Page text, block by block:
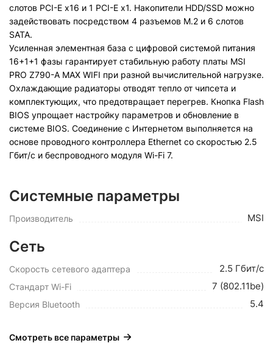
слотов PCI-E x16 и 1 PCI-E x1. Накопители HDD/SSD можно
задействовать посредством 4 разъемов M.2 и 6 слотов
SATA.
Усиленная элементная база с цифровой системой питания
16+1+1 фазы гарантирует стабильную работу платы MSI
PRO Z790-A MAX WIFI при разной вычислительной нагрузке.
Охлаждающие радиаторы отводят тепло от чипсета и
комплектующих, что предотвращает перегрев. Кнопка Flash
BIOS упрощает настройку параметров и обновление в
системе BIOS. Соединение с Интернетом выполняется на
основе проводного контроллера Ethernet со скоростью 2.5
Гбит/с и беспроводного модуля Wi-Fi 7.
Системные параметры
Производитель MSI
Сеть
Скорость сетевого адаптера 2.5 Гбит/с
Стандарт Wi-Fi 7 (802.11be)
Версия Bluetooth 5.4
Смотреть все параметры